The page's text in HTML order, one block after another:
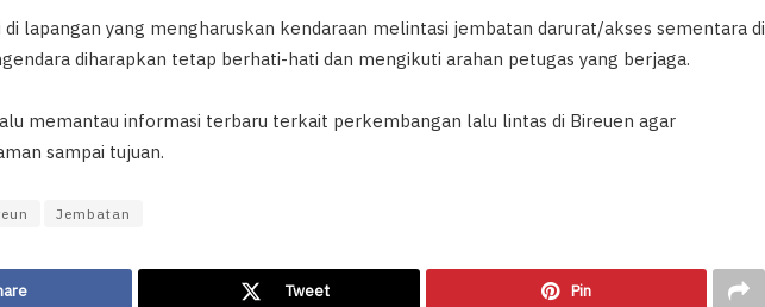
di lapangan yang mengharuskan kendaraan melintasi jembatan darurat/akses sementara di
diharapkan tetap berhati-hati dan mengikuti arahan petugas yang berjaga.
memantau informasi terbaru terkait perkembangan lalu lintas di Bireuen agar
sampai tujuan.
Jembatan
Tweet Pin